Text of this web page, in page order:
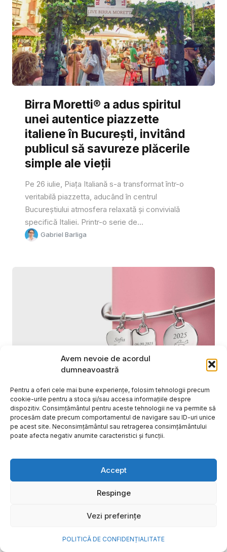
Avem nevoie de acordul
dumneavoastră
Pentru a oferi cele mai bune experiențe, folosim tehnologii precum
cookie-urile pentru a stoca și/sau accesa informațiile despre
dispozitiv. Consimțământul pentru aceste tehnologii ne va permite să
procesăm date precum comportamentul de navigare sau ID-uri unice
pe acest site. Neconsimțământul sau retragerea consimțământului
poate afecta negativ anumite caracteristici și funcții.
Accept
Respinge
Vezi preferințe
POLITICĂ DE CONFIDENȚIALITATE
Birra Moretti® a adus spiritul
unei autentice piazzette
italiene în București, invitând
publicul să savureze plăcerile
simple ale vieții
Pe 26 iulie, Piața Italiană s-a transformat într-o
veritabilă piazzetta, aducând în centrul
Bucureștiului atmosfera relaxată și convivială
specifică Italiei. Printr-o serie de...
Gabriel Barliga
Cum transformi cele mai
frumoase amintiri ale verii într-
o bijuterie Pandora pe care o
Vara este, pentru mulți dintre noi, anotimpul în care
se întâmplă cele mai importante lucruri. Plecăm în
vacanțe pe care le planificăm luni...